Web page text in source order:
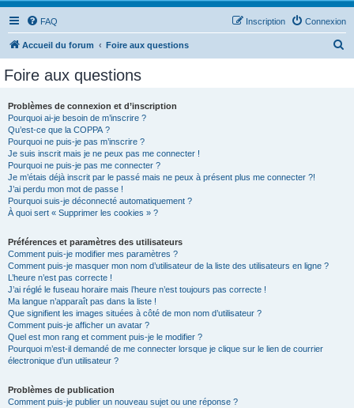
FAQ Connexion
Inscription
Accueil du forum Foire aux questions
Foire aux questions
Problèmes de connexion et d’inscription
Pourquoi ai-je besoin de m’inscrire ?
Qu’est-ce que la COPPA ?
Pourquoi ne puis-je pas m’inscrire ?
Je suis inscrit mais je ne peux pas me connecter !
Pourquoi ne puis-je pas me connecter ?
Je m’étais déjà inscrit par le passé mais ne peux à présent plus me connecter ?!
J’ai perdu mon mot de passe !
Pourquoi suis-je déconnecté automatiquement ?
À quoi sert « Supprimer les cookies » ?
Préférences et paramètres des utilisateurs
Comment puis-je modifier mes paramètres ?
Comment puis-je masquer mon nom d’utilisateur de la liste des utilisateurs en ligne ?
L’heure n’est pas correcte !
J’ai réglé le fuseau horaire mais l’heure n’est toujours pas correcte !
Ma langue n’apparaît pas dans la liste !
Que signifient les images situées à côté de mon nom d’utilisateur ?
Comment puis-je afficher un avatar ?
Quel est mon rang et comment puis-je le modifier ?
Pourquoi m’est-il demandé de me connecter lorsque je clique sur le lien de courrier
électronique d’un utilisateur ?
Problèmes de publication
Comment puis-je publier un nouveau sujet ou une réponse ?